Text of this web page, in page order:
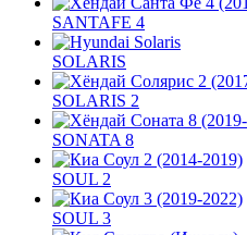
SANTAFE 4
SOLARIS
SOLARIS 2
SONATA 8
SOUL 2
SOUL 3